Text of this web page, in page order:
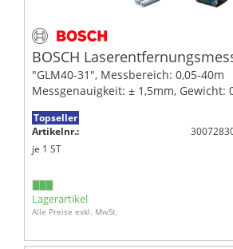
BOSCH
"GLM40-31", Messbereich: 0,05-40m
Messgenauigkeit: ± 1,5mm, Gewicht:
Topseller
Artikelnr.:
je 1 ST
Lagerartikel
Alle Preise exkl. MwSt.